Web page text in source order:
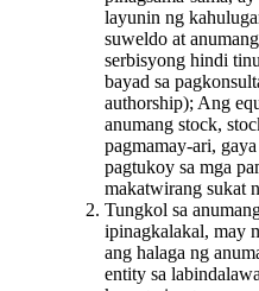
layunin ng
suweldo at
serbisyong hindi
bayad sa
authorship); Ang
anumang stock,
pagmamay-ari,
pagtukoy sa mga
makatwirang sukat
Tungkol sa
ipinagkalakal, may
ang halaga ng
entity sa